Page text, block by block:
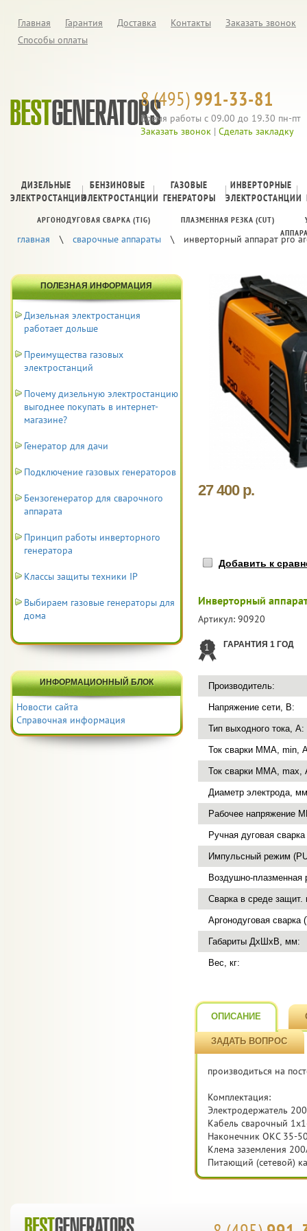
Главная Гарантия Доставка Контакты
Заказать звонок
Способы оплаты
8 (495)991-33-81
Время работы с 09.00 до 19.30 пн-пт
Заказать звонок | Сделать закладку
ДИЗЕЛЬНЫЕ
ЭЛЕКТРОСТАНЦИИ
БЕНЗИНОВЫЕ
ЭЛЕКТРОСТАНЦИИ
ГАЗОВЫЕ
ГЕНЕРАТОРЫ
ИНВЕРТОРНЫЕ
ЭЛЕКТРОСТАНЦИИ
АРГОНОДУГОВАЯ СВАРКА (TIG) ПЛАЗМЕННАЯ РЕЗКА (CUT)
главная \ cварочные аппараты \ инверторный аппарат pro
27 400 р.
Добавить к
Инверторный
Артикул: 90920
1 ГАРАНТИЯ 1 ГОД
Производитель:
Напряжение сети, В:
Тип выходного тока, А:
Ток сварки MMA, min,
Ток сварки MMA, max,
Диаметр электрода,
Рабочее напряжение
Ручная дуговая
Импульсный режим
Воздушно-плазменная
Cварка в среде защит.
Аргонодуговая сварка
Габариты ДхШхВ, мм:
Вес, кг:
ОПИСАНИЕ
ЗАДАТЬ ВОПРОС
производиться на
Комплектация:
Электродержатель
Кабель сварочный
Наконечник ОКС 35-
Клема заземления
Питающий (сетевой)
ПОЛЕЗНАЯ ИНФОРМАЦИЯ
Дизельная электростанция
работает дольше
Преимущества газовых
электростанций
Почему дизельную электростанцию
выгоднее покупать в интернет-
магазине?
Генератор для дачи
Подключение газовых генераторов
Бензогенератор для сварочного
аппарата
Принцип работы инверторного
генератора
Классы защиты техники IP
Выбираем газовые генераторы для
дома
ИНФОРМАЦИОННЫЙ БЛОК
Новости сайта
Справочная информация